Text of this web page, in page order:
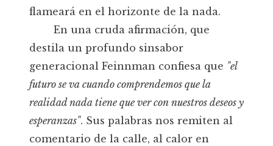
flameará en el horizonte de la nada.
En una cruda afirmación, que
destila un profundo sinsabor
generacional Feinnman confiesa que "el
futuro se va cuando comprendemos que la
realidad nada tiene que ver con nuestros deseos y
esperanzas". Sus palabras nos remiten al
comentario de la calle, al calor en